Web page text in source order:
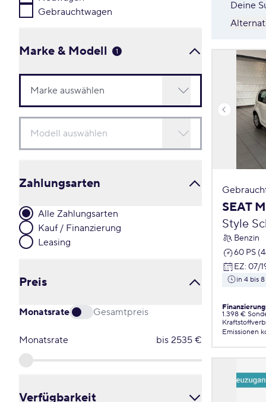
Gebrauchtwagen
Marke & Modell 1
Zahlungsarten
Alle Zahlungsarten
Kauf / Finanzierung
Leasing
Preis
Monatsrate Gesamtpreis
Monatsrate bis 2535 €
Verfügbarkeit
Deine
SEAT
Style
Benzin
60 PS
EZ: 07/
in 4 bis
1.398 €
Emissionen